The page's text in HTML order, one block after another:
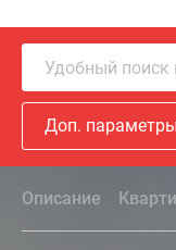
Удобный поиск
Доп. параметры
Описание